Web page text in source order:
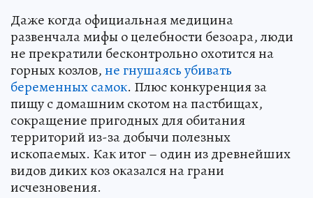
Даже когда официальная медицина
развенчала мифы о целебности безоара, люди
не прекратили бесконтрольно охотится на
горных козлов,не гнушаясь убивать
беременных самок. Плюс конкуренция за
пищу с домашним скотом на пастбищах,
сокращение пригодных для обитания
территорий из-за добычи полезных
ископаемых. Как итог – один из древнейших
видов диких коз оказался на грани
исчезновения.